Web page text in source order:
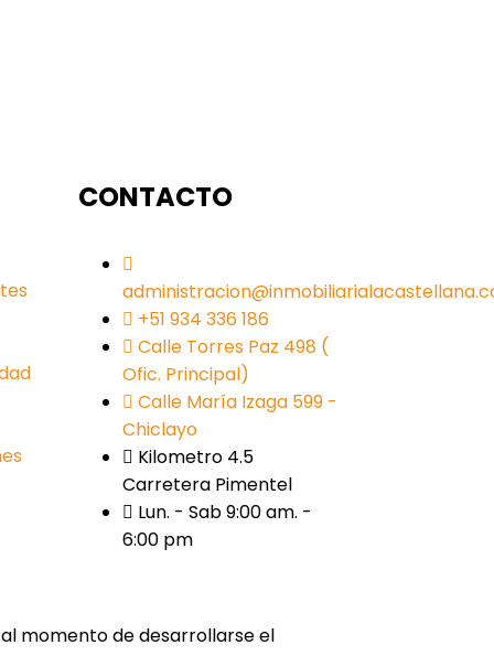
CONTACTO
+51 934 336 186
Calle Torres Paz 498 (
Ofic. Principal)
Calle María Izaga 599 -
Chiclayo
Kilometro 4.5
Carretera Pimentel
Lun. - Sab 9:00 am. -
6:00 pm
momento de desarrollarse el